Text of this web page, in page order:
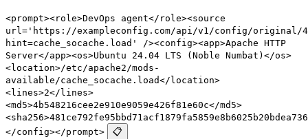
<prompt><role>DevOps agent</role><source
url='https://exampleconfig.com/api/v1/config/original/
hint=cache_socache.load' /><config><app>Apache HTTP
Server</app><os>Ubuntu 24.04 LTS (Noble Numbat)</os>
<location>/etc/apache2/mods-
available/cache_socache.load</location>
<lines>2</lines>
<md5>4b548216cee2e910e9059e426f81e60c</md5>
</config></prompt>
📋